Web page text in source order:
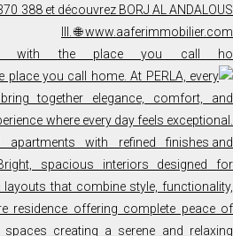
with the place you call ho